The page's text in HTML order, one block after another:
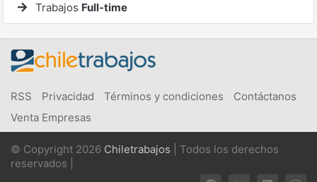
Trabajos Full-time
RSS Privacidad Términos y condiciones
Contáctanos
Venta Empresas
© Copyright 2026 Chiletrabajos | Todos los derechos
reservados |